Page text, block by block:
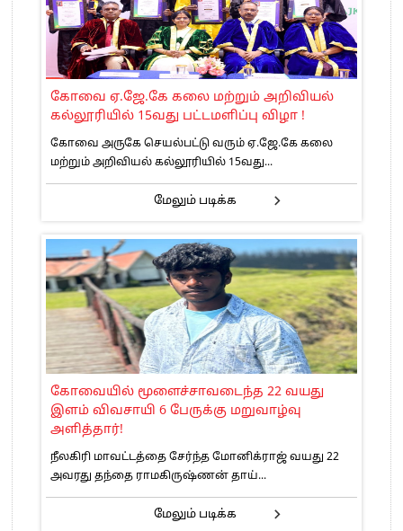
கோவை ஏ.ஜே.கே கலை மற்றும் அறிவியல்
கல்லூரியில் 15வது பட்டமளிப்பு விழா !
கோவை அருகே செயல்பட்டு வரும் ஏ.ஜே.கே கலை
மற்றும் அறிவியல் கல்லூரியில் 15வது...
மேலும் படிக்க
கோவையில் மூளைச்சாவடைந்த 22 வயது
இளம் விவசாயி 6 பேருக்கு மறுவாழ்வு
அளித்தார்!
நீலகிரி மாவட்டத்தை சேர்ந்த மோனிக்ராஜ் வயது 22
அவரது தந்தை ராமகிருஷ்ணன் தாய்...
மேலும் படிக்க